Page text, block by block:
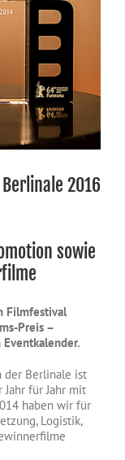
2016
sowie
Filmfestival
Preis –
der Berlinale ist
für Jahr mit
haben wir für
Logistik,